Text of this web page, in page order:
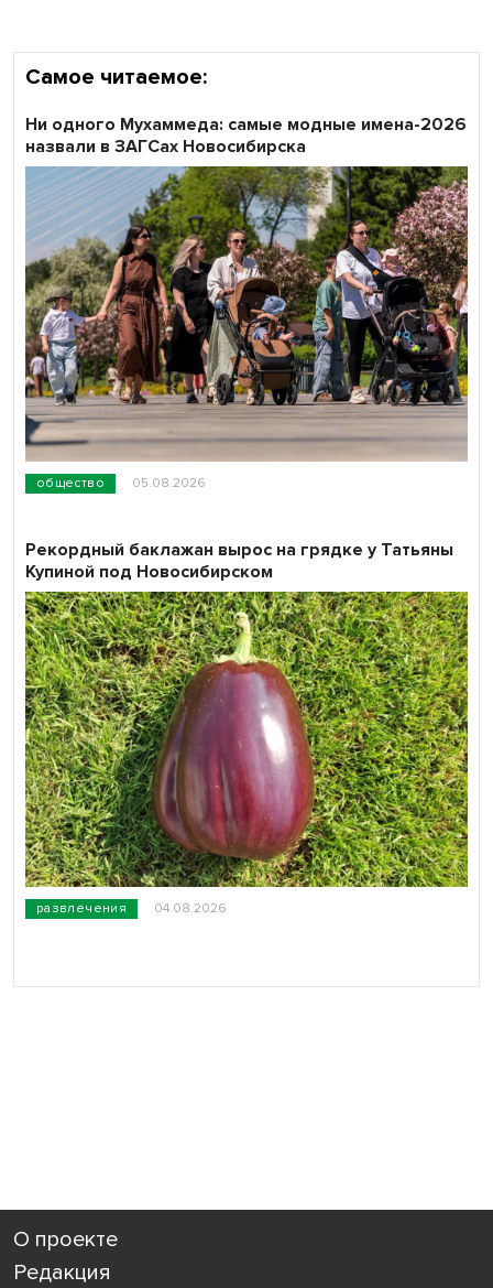
Самое читаемое:
общество 05.08.2026
Ни одного Мухаммеда: самые модные имена-2026
назвали в ЗАГСах Новосибирска
развлечения 04.08.2026
Рекордный баклажан вырос на грядке у Татьяны
Купиной под Новосибирском
О проекте
Редакция